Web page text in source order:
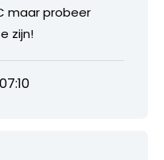
maar probeer
zijn!